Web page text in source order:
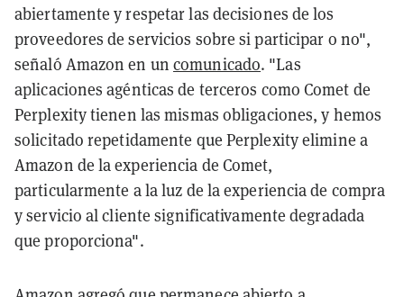
abiertamente y respetar las decisiones de los
proveedores de servicios sobre si participar o no",
señaló Amazon en uncomunicado. "Las
aplicaciones agénticas de terceros como Comet de
Perplexity tienen las mismas obligaciones, y hemos
solicitado repetidamente que Perplexity elimine a
Amazon de la experiencia de Comet,
particularmente a la luz de la experiencia de compra
y servicio al cliente significativamente degradada
que proporciona".